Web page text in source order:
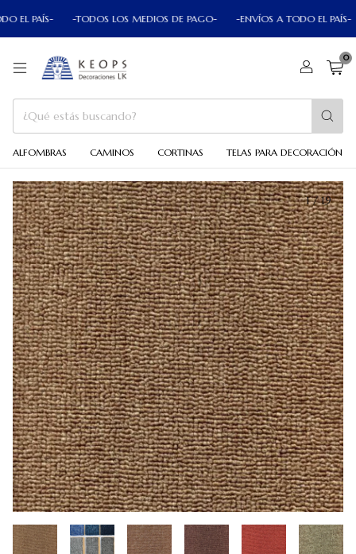
PAÍS- -TODOS LOS MEDIOS DE PAGO- -ENVÍOS A TODO EL PAÍS-
0
ALFOMBRAS CAMINOS CORTINAS TELAS PARA DECORACIÓN
1/19